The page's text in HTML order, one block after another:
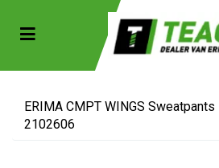
(Sportkleding)
(Collecties)
Toggle navigation
ERIMA CMPT WINGS
2102606